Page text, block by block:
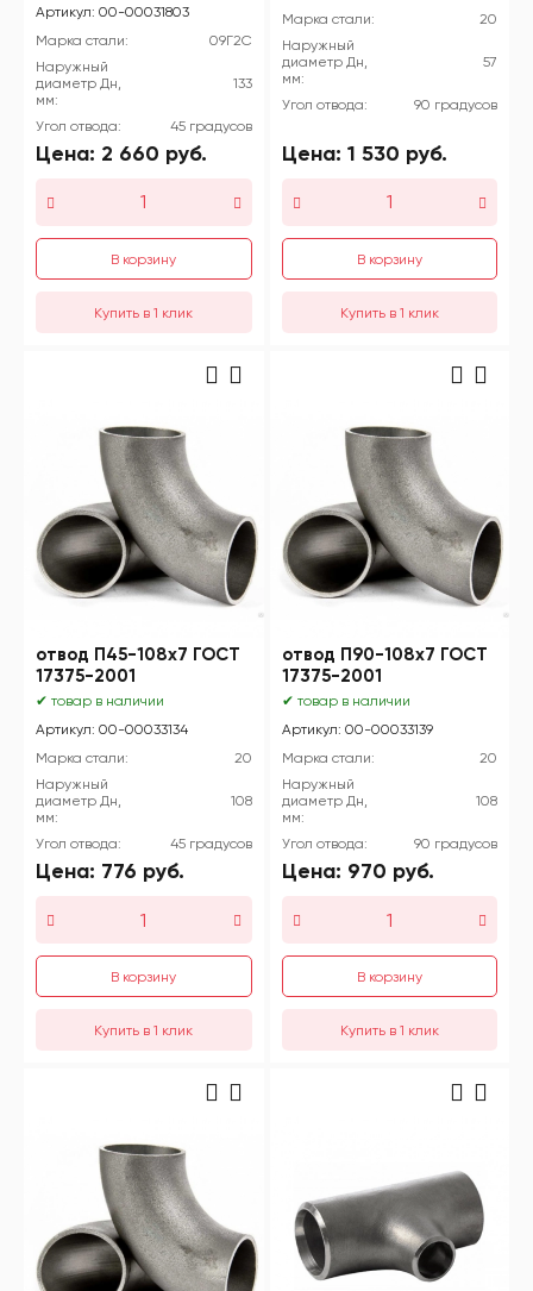
Артикул: 00-00031803
Марка стали:
09Г2С
Наружный
диаметр Дн,
мм:
133
Угол отвода: 45 градусов
Цена: 2 660 руб.
В корзину
Марка стали:
20
Наружный
диаметр Дн,
мм:
57
Угол отвода: 90 градусов
Цена: 1 530 руб.
В корзину
отвод П45-108х7 ГОСТ
17375-2001
✔ товар в наличии
Артикул: 00-00033134
Марка стали:
20
Наружный
диаметр Дн,
мм:
108
Угол отвода: 45 градусов
Цена: 776 руб.
В корзину
отвод П90-108х7 ГОСТ
17375-2001
✔ товар в наличии
Артикул: 00-00033139
Марка стали:
20
Наружный
диаметр Дн,
мм:
108
Угол отвода: 90 градусов
Цена: 970 руб.
В корзину